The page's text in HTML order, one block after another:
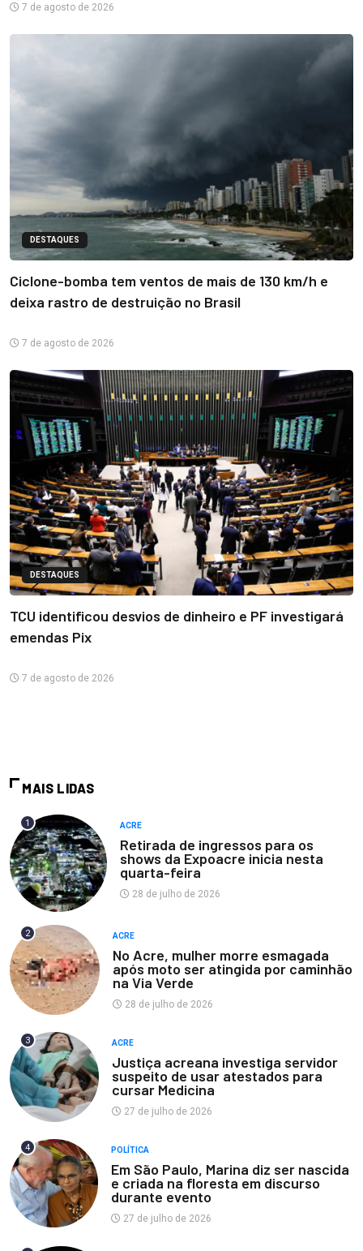
7 de agosto de 2026
DESTAQUES
Ciclone-bomba tem ventos de mais de 130 km/h e
deixa rastro de destruição no Brasil
7 de agosto de 2026
DESTAQUES
TCU identificou desvios de dinheiro e PF investigará
emendas Pix
7 de agosto de 2026
MAIS LIDAS
1 ACRE
Retirada de ingressos para os
shows da Expoacre inicia nesta
quarta-feira
28 de julho de 2026
2 ACRE
No Acre, mulher morre esmagada
após moto ser atingida por caminhão
na Via Verde
28 de julho de 2026
3 ACRE
Justiça acreana investiga servidor
suspeito de usar atestados para
cursar Medicina
27 de julho de 2026
4 POLÍTICA
Em São Paulo, Marina diz ser nascida
e criada na floresta em discurso
durante evento
27 de julho de 2026